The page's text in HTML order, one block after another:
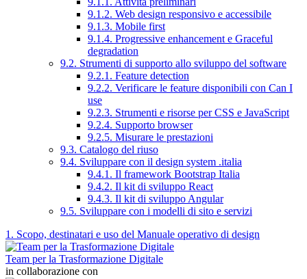
9.1.2. Web design responsivo e accessibile
9.1.3. Mobile first
9.1.4. Progressive enhancement e Graceful
degradation
9.2. Strumenti di supporto allo sviluppo del software
9.2.1. Feature detection
9.2.2. Verificare le feature disponibili con Can I
use
9.2.3. Strumenti e risorse per CSS e JavaScript
9.2.4. Supporto browser
9.2.5. Misurare le prestazioni
9.3. Catalogo del riuso
9.4. Sviluppare con il design system .italia
9.4.1. Il framework Bootstrap Italia
9.4.2. Il kit di sviluppo React
9.4.3. Il kit di sviluppo Angular
9.5. Sviluppare con i modelli di sito e servizi
1. Scopo, destinatari e uso del Manuale operativo di design
Team per la Trasformazione Digitale
in collaborazione con